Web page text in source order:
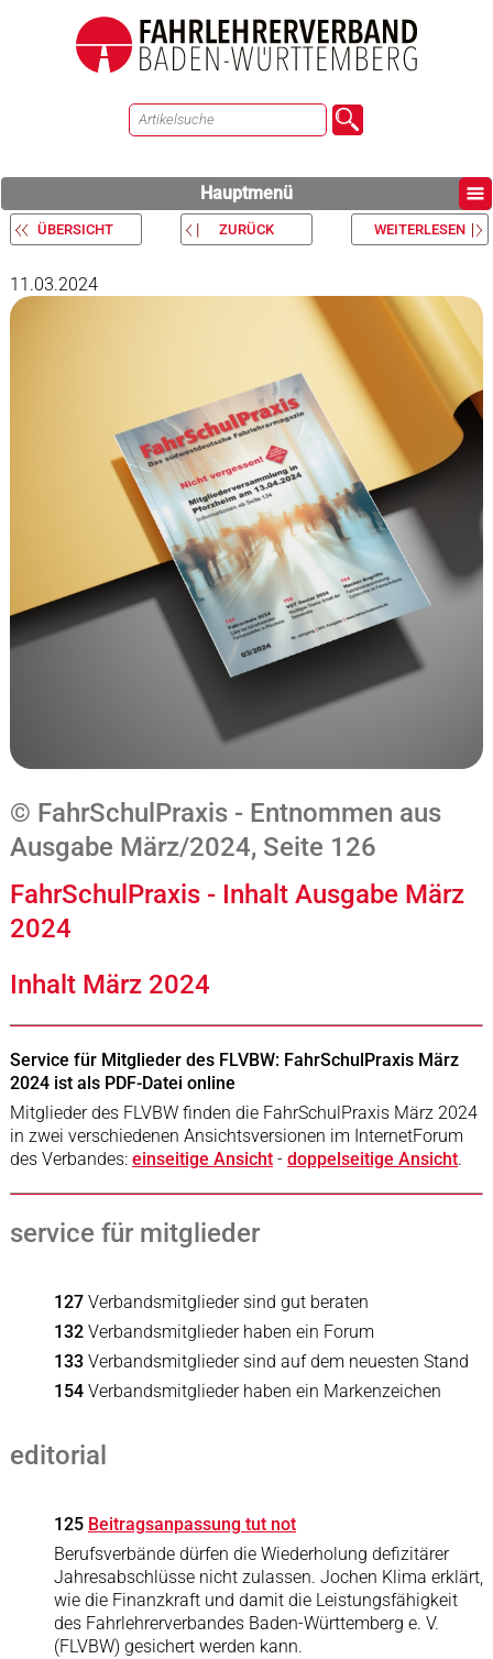
Hauptmenü
ÜBERSICHT ZURÜCK WEITERLESEN
11.03.2024
© FahrSchulPraxis - Entnommen aus
Ausgabe März/2024, Seite 126
FahrSchulPraxis - Inhalt Ausgabe März
2024
Inhalt März 2024
Service für Mitglieder des FLVBW: FahrSchulPraxis März
2024 ist als PDF-Datei online
Mitglieder des FLVBW finden die FahrSchulPraxis März 2024
in zwei verschiedenen Ansichtsversionen im InternetForum
des Verbandes: einseitige Ansicht- doppelseitige Ansicht.
service für mitglieder
127Verbandsmitglieder sind gut beraten
132Verbandsmitglieder haben ein Forum
133Verbandsmitglieder sind auf dem neuesten Stand
154Verbandsmitglieder haben ein Markenzeichen
editorial
125 Beitragsanpassung tut not
Berufsverbände dürfen die Wiederholung defizitärer
Jahresabschlüsse nicht zulassen. Jochen Klima erklärt,
wie die Finanzkraft und damit die Leistungsfähigkeit
des Fahrlehrerverbandes Baden-Württemberg e. V.
(FLVBW) gesichert werden kann.